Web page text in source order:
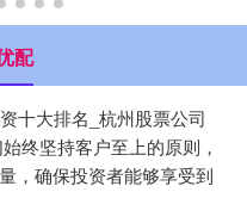
配
十大排名_杭州股票公司
终坚持客户至上的原则，
，确保投资者能够享受到